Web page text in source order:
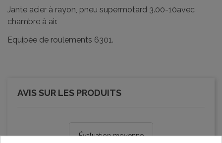
Jante acier à rayon, pneu supermotard 3.00-10avec
chambre à air.
Equipée de roulements 6301.
AVIS SUR LES PRODUITS
Évaluation moyenne